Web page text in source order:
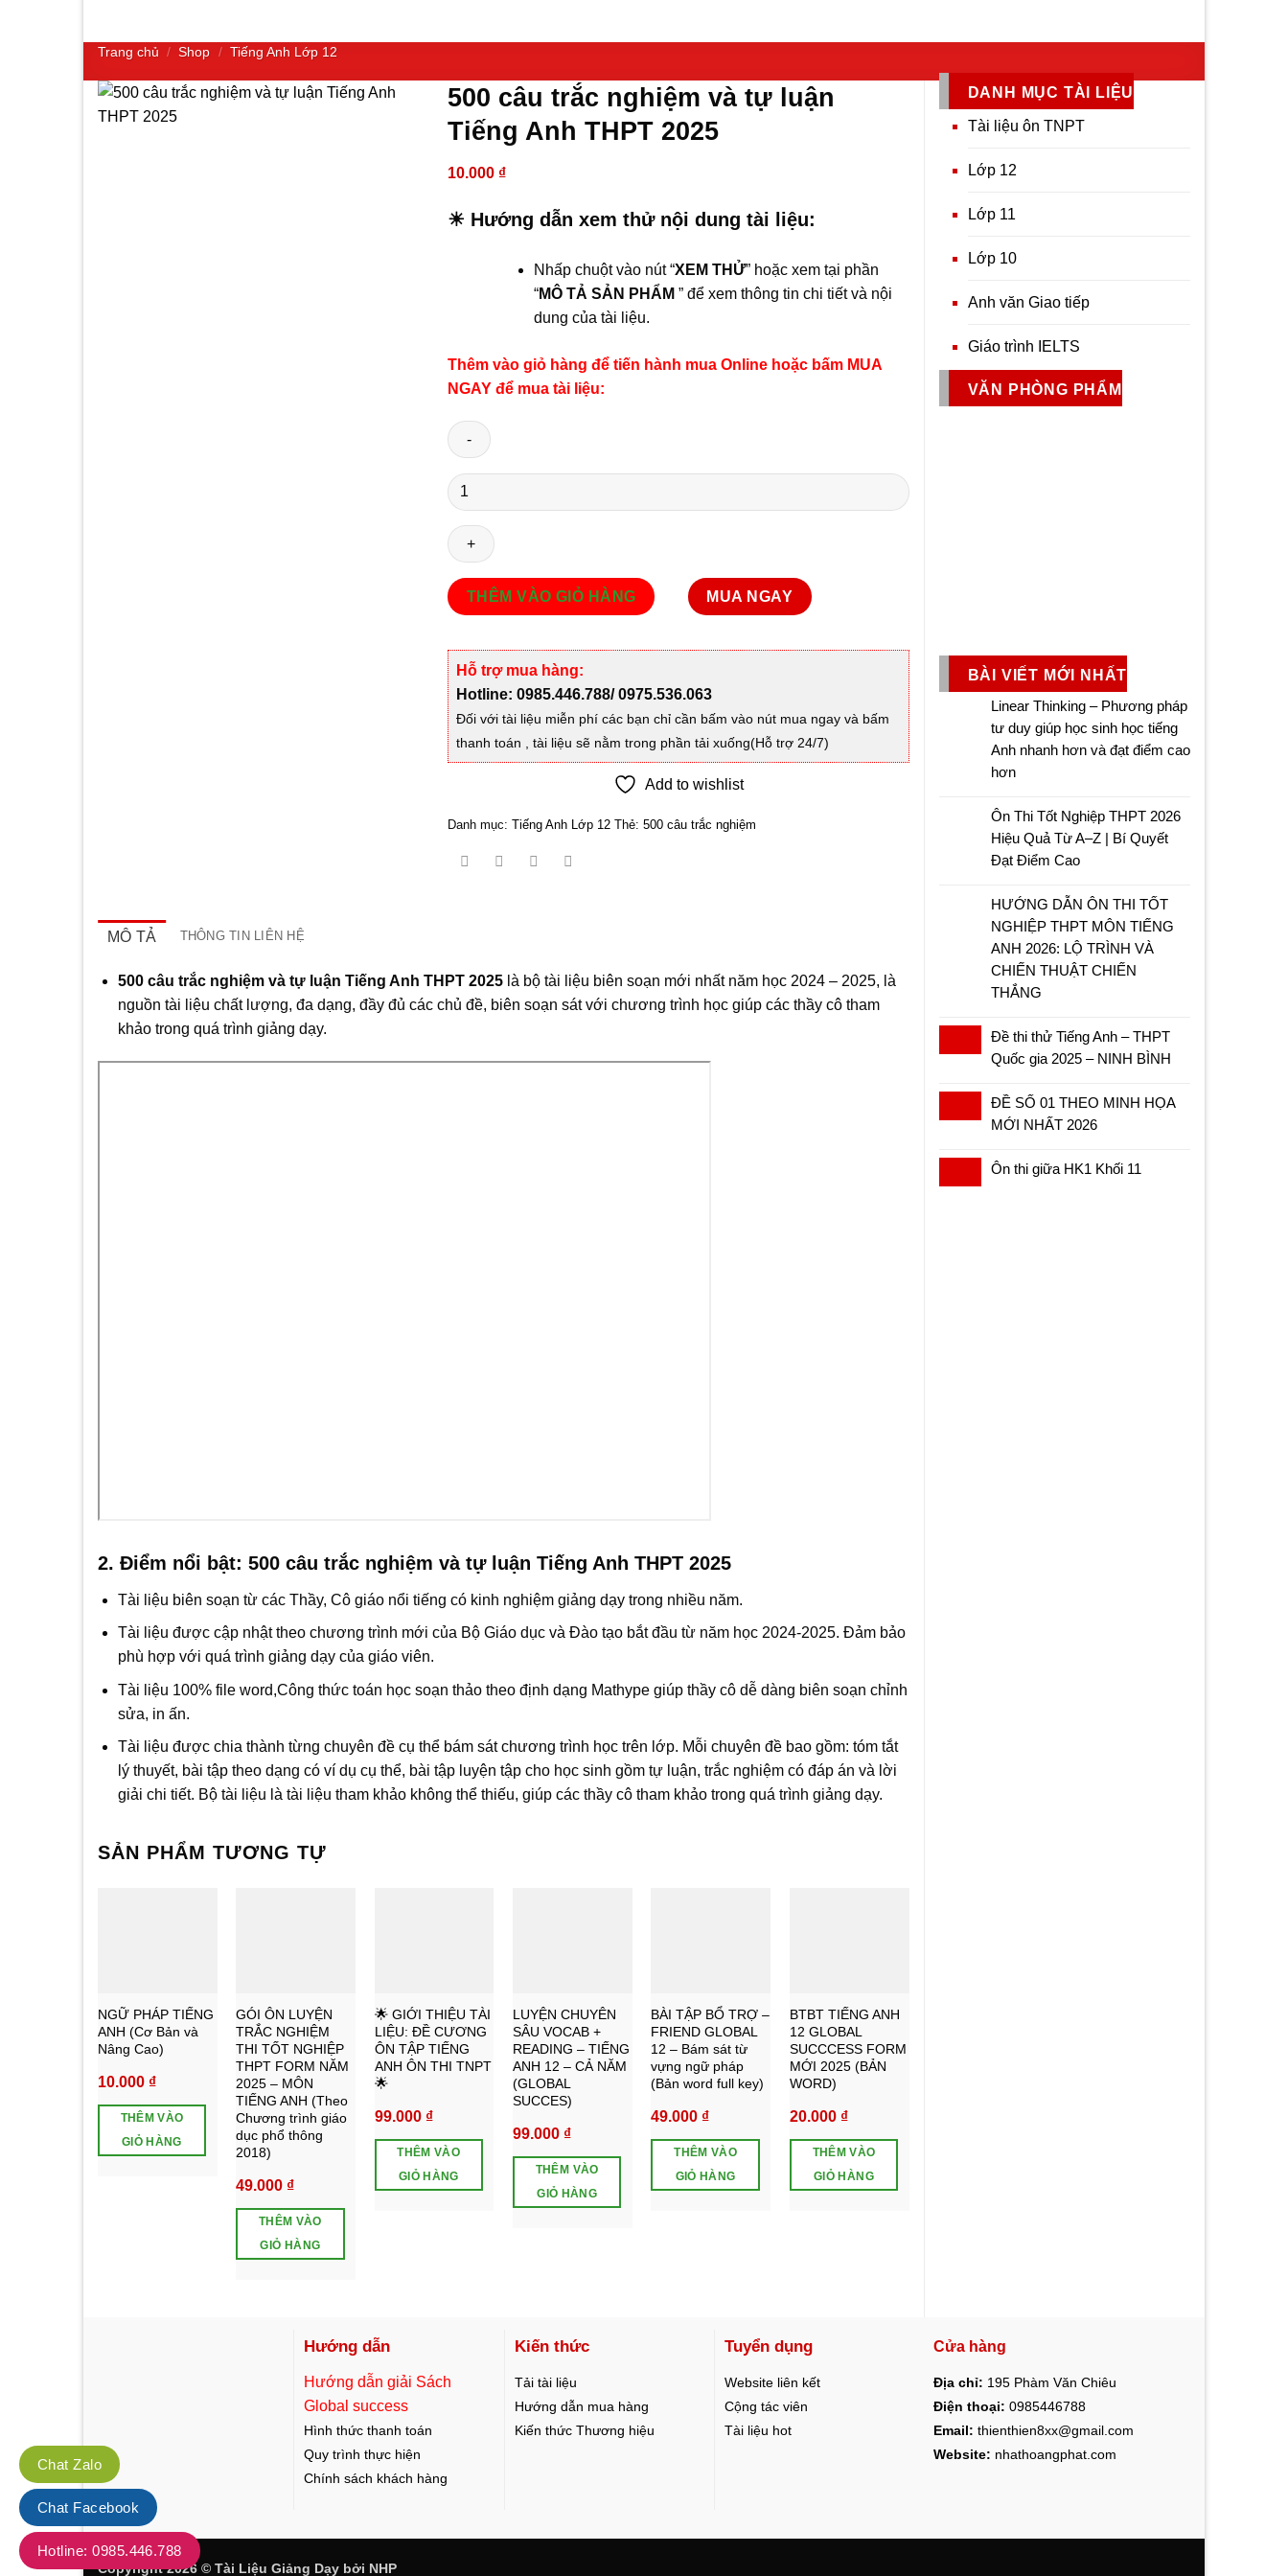
Trang chủ / Shop / Tiếng Anh Lớp 12
DANH MỤC TÀI LIỆU
Tài liệu ôn TNPT
Lớp 12
Lớp 11
Lớp 10
Anh văn Giao tiếp
Giáo trình IELTS
VĂN PHÒNG PHẨM
BÀI VIẾT MỚI NHẤT
Linear Thinking – Phương pháp
tư duy giúp học sinh học tiếng
Anh nhanh hơn và đạt điểm cao
hơn
Ôn Thi Tốt Nghiệp THPT 2026
Hiệu Quả Từ A–Z | Bí Quyết
Đạt Điểm Cao
HƯỚNG DẪN ÔN THI TỐT
NGHIỆP THPT MÔN TIẾNG
ANH 2026: LỘ TRÌNH VÀ
CHIẾN THUẬT CHIẾN
THẮNG
Đề thi thử Tiếng Anh – THPT
Quốc gia 2025 – NINH BÌNH
ĐỀ SỐ 01 THEO MINH HỌA
MỚI NHẤT 2026
Ôn thi giữa HK1 Khối 11
500 câu trắc nghiệm và tự luận
Tiếng Anh THPT 2025
10.000 ₫
☀ Hướng dẫn xem thử nội dung tài liệu:
Nhấp chuột vào nút “XEM THỬ” hoặc xem tại phần
“MÔ TẢ SẢN PHẨM ” để xem thông tin chi tiết và nội
dung của tài liệu.
Thêm vào giỏ hàng để tiến hành mua Online hoặc bấm MUA
NGAY để mua tài liệu:
Số
lượng
THÊM VÀO GIỎ HÀNG MUA NGAY
Hỗ trợ mua hàng:
Hotline: 0985.446.788/ 0975.536.063
Đối với tài liệu miễn phí các bạn chỉ cần bấm vào nút mua ngay và bấm
thanh toán , tài liệu sẽ nằm trong phần tải xuống(Hỗ trợ 24/7)
Add to wishlist
Danh mục:Tiếng Anh Lớp 12 Thẻ:500 câu trắc nghiệm
MÔ TẢ THÔNG TIN LIÊN HỆ
500 câu trắc nghiệm và tự luận Tiếng Anh THPT 2025 là bộ tài liệu biên soạn mới nhất năm học 2024 – 2025, là
nguồn tài liệu chất lượng, đa dạng, đầy đủ các chủ đề, biên soạn sát với chương trình học giúp các thầy cô tham
khảo trong quá trình giảng dạy.
2. Điểm nổi bật: 500 câu trắc nghiệm và tự luận Tiếng Anh THPT 2025
Tài liệu biên soạn từ các Thầy, Cô giáo nổi tiếng có kinh nghiệm giảng dạy trong nhiều năm.
Tài liệu được cập nhật theo chương trình mới của Bộ Giáo dục và Đào tạo bắt đầu từ năm học 2024-2025. Đảm bảo
phù hợp với quá trình giảng dạy của giáo viên.
Tài liệu 100% file word,Công thức toán học soạn thảo theo định dạng Mathype giúp thầy cô dễ dàng biên soạn chỉnh
sửa, in ấn.
Tài liệu được chia thành từng chuyên đề cụ thể bám sát chương trình học trên lớp. Mỗi chuyên đề bao gồm: tóm tắt
lý thuyết, bài tập theo dạng có ví dụ cụ thể, bài tập luyện tập cho học sinh gồm tự luận, trắc nghiệm có đáp án và lời
giải chi tiết. Bộ tài liệu là tài liệu tham khảo không thể thiếu, giúp các thầy cô tham khảo trong quá trình giảng dạy.
SẢN PHẨM TƯƠNG TỰ
NGỮ PHÁP TIẾNG
ANH (Cơ Bản và
Nâng Cao)
10.000 ₫
THÊM VÀO
GIỎ HÀNG
GÓI ÔN LUYỆN
TRẮC NGHIỆM
THI TỐT NGHIỆP
THPT FORM NĂM
2025 – MÔN
TIẾNG ANH (Theo
Chương trình giáo
dục phổ thông
2018)
49.000 ₫
THÊM VÀO
GIỎ HÀNG
🌟 GIỚI THIỆU TÀI
LIỆU: ĐỀ CƯƠNG
ÔN TẬP TIẾNG
ANH ÔN THI TNPT
🌟
99.000 ₫
THÊM VÀO
GIỎ HÀNG
LUYỆN CHUYÊN
SÂU VOCAB +
READING – TIẾNG
ANH 12 – CẢ NĂM
(GLOBAL
SUCCES)
99.000 ₫
THÊM VÀO
GIỎ HÀNG
BÀI TẬP BỔ TRỢ –
FRIEND GLOBAL
12 – Bám sát từ
vựng ngữ pháp
(Bản word full key)
49.000 ₫
THÊM VÀO
GIỎ HÀNG
BTBT TIẾNG ANH
12 GLOBAL
SUCCCESS FORM
MỚI 2025 (BẢN
WORD)
20.000 ₫
THÊM VÀO
GIỎ HÀNG
Hướng dẫn
Hướng dẫn giải Sách
Global success
Hình thức thanh toán
Quy trình thực hiện
Chính sách khách hàng
Kiến thức
Tải tài liệu
Hướng dẫn mua hàng
Kiến thức Thương hiệu
Tuyển dụng
Website liên kết
Cộng tác viên
Tài liệu hot
Cửa hàng
Địa chỉ: 195 Phàm Văn Chiêu
Điện thoại: 0985446788
Email:thienthien8xx@gmail.com
Website: nhathoangphat.com
Copyright 2026 © Tài Liệu Giảng Dạy bởi NHP
Chat Zalo
Chat Facebook
Hotline: 0985.446.788